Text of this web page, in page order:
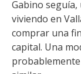
Gabino seguía,
viviendo en
comprar una
capital. Una